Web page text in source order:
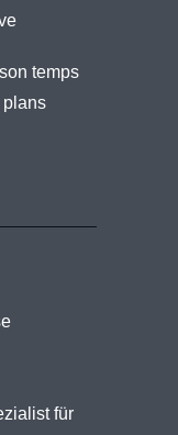
temps
plans
für